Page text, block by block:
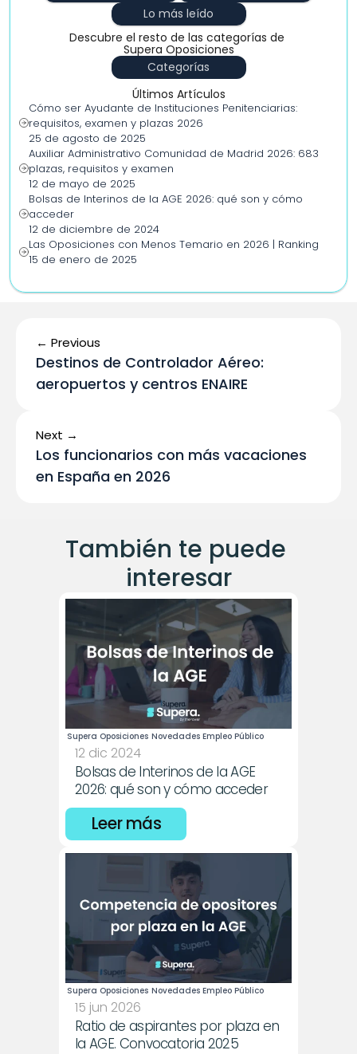
Lo más leído
Descubre el resto de las categorías de
Supera Oposiciones
Categorías
Últimos Artículos
Cómo ser Ayudante de Instituciones Penitenciarias:
requisitos, examen y plazas 2026
25 de agosto de 2025
Auxiliar Administrativo Comunidad de Madrid 2026: 683
plazas, requisitos y examen
12 de mayo de 2025
Bolsas de Interinos de la AGE 2026: qué son y cómo
acceder
12 de diciembre de 2024
Las Oposiciones con Menos Temario en 2026 | Ranking
15 de enero de 2025
← Previous
Destinos de Controlador Aéreo:
aeropuertos y centros ENAIRE
Next →
Los funcionarios con más vacaciones
en España en 2026
También te puede
interesar
Supera Oposiciones Novedades Empleo Público
12 dic 2024
Bolsas de Interinos de la AGE
2026: qué son y cómo acceder
Leer más
Supera Oposiciones Novedades Empleo Público
15 jun 2026
Ratio de aspirantes por plaza en
la AGE. Convocatoria 2025